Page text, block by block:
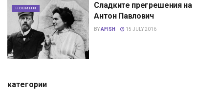
НОВИНИ
Сладките прегрешения на
Антон Павлович
BYAFISH 15 JULY 2016
категории